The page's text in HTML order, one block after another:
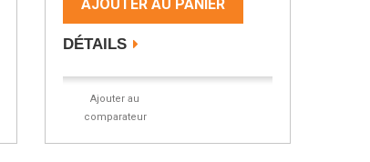
AJOUTER AU PANIER
DÉTAILS
Ajouter au
comparateur